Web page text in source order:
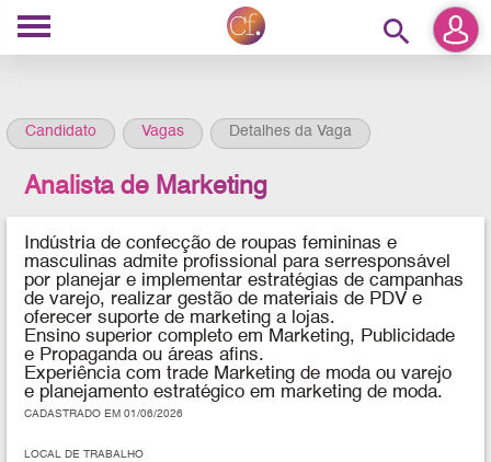
search
Candidato Vagas Detalhes da Vaga
Analista de Marketing
Indústria de confecção de roupas femininas e
masculinas admite profissional para serresponsável
por planejar e implementar estratégias de campanhas
de varejo, realizar gestão de materiais de PDV e
oferecer suporte de marketing a lojas.
Ensino superior completo em Marketing, Publicidade
e Propaganda ou áreas afins.
Experiência com trade Marketing de moda ou varejo
e planejamento estratégico em marketing de moda.
CADASTRADO EM 01/06/2026
LOCAL DE TRABALHO